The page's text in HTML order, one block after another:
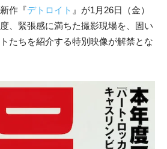
作『デトロイト 』が1月26日（金）
、 緊張感に満ちた撮影現場を、固い
たちを紹介する特別映像が解禁とな